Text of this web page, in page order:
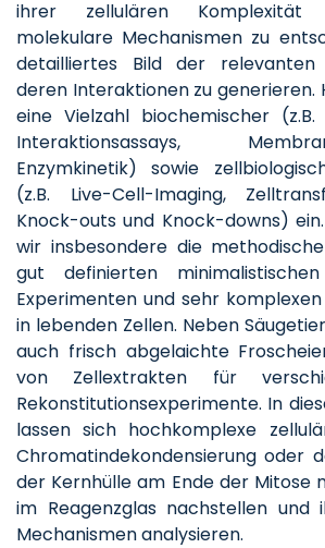
ihrer zellulären Komplexität
molekulare Mechanismen zu
detailliertes Bild der relevanten
deren Interaktionen zu generieren.
eine Vielzahl biochemischer
Interaktionsassays,
Enzymkinetik) sowie
(z.B. Live-Cell-Imaging,
Knock-outs und Knock-downs)
wir insbesondere die
gut definierten
Experimenten und sehr
in lebenden Zellen. Neben
auch frisch abgelaichte
von Zellextrakten für
Rekonstitutionsexperimente. In
lassen sich hochkomplexe
Chromatindekondensierung oder
der Kernhülle am Ende der Mitose
im Reagenzglas nachstellen und
Mechanismen analysieren.